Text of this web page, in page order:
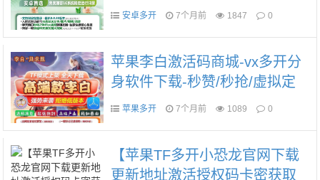
定位/自动跟圈/防撤回-自助发
安卓多开 7个月前 1847 0
苹果李白激活码商城-vx多开分
身软件下载-秒赞/秒抢/虚拟定
位/自动跟圈/防撤回/群聊群发-T
苹果多开 7个月前 1089 0
【苹果TF多开小恐龙官网下载
更新地址激活授权码卡密获取